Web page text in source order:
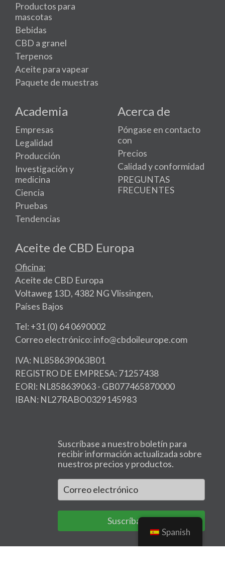
Productos para
mascotas
Bebidas
CBD a granel
Terpenos
Aceite para vapear
Paquete de muestras
Academia
Empresas
Legalidad
Producción
Investigación y
medicina
Ciencia
Pruebas
Tendencias
Acerca de
Póngase en contacto
con
Precios
Calidad y conformidad
PREGUNTAS
FRECUENTES
Aceite de CBD Europa
Oficina:
Aceite de CBD Europa
Voltaweg 13D, 4382 NG Vlissingen,
Países Bajos
Tel: +31 (0) 64 0690002
Correo electrónico: info@cbdoileurope.com
IVA: NL858639063B01
REGISTRO DE EMPRESA: 71257438
EORI: NL858639063 - GB077465870000
IBAN: NL27RABO0329145983
Suscríbase a nuestro boletín para
recibir información actualizada sobre
nuestros precios y productos.
Suscríbase a
Spanish